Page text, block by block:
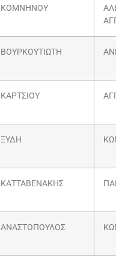
ΚΟΜΝΗΝΟΥ
ΒΟΥΡΚΟΥΤΙΩΤΗ
ΚΑΡΤΣΙΟΥ
ΞΥΔΗ
ΚΑΤΤΑΒΕΝΑΚΗΣ
ΑΝΑΣΤΟΠΟΥΛΟΣ